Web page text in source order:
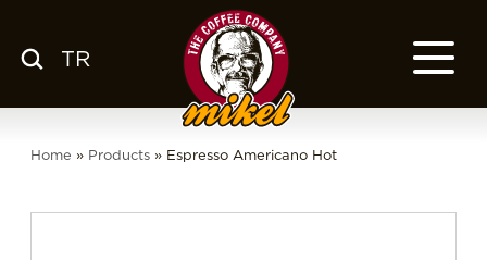
TR
HAKKIMIZDA
BLOG
Home » Products» Espresso Americano Hot